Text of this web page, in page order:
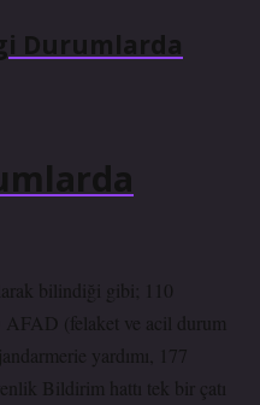
Durumlarda
bilindiği gibi; 110
(felaket ve acil durum
yardımı, 177
Bildirim hattı tek bir çatı